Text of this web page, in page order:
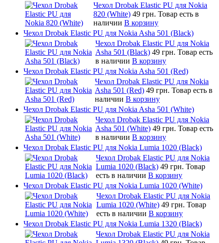
Чехол Drobak Elastic PU для Nokia
820 (White) 49 грн. Товар есть в
наличии В корзину
Чехол Drobak Elastic PU для Nokia Asha 501 (Black)
Чехол Drobak Elastic PU для Nokia
Asha 501 (Black) 49 грн. Товар есть
в наличии В корзину
Чехол Drobak Elastic PU для Nokia Asha 501 (Red)
Чехол Drobak Elastic PU для Nokia
Asha 501 (Red) 49 грн. Товар есть в
наличии В корзину
Чехол Drobak Elastic PU для Nokia Asha 501 (White)
Чехол Drobak Elastic PU для Nokia
Asha 501 (White) 49 грн. Товар есть
в наличии В корзину
Чехол Drobak Elastic PU для Nokia Lumia 1020 (Black)
Чехол Drobak Elastic PU для Nokia
Lumia 1020 (Black) 49 грн. Товар
есть в наличии В корзину
Чехол Drobak Elastic PU для Nokia Lumia 1020 (White)
Чехол Drobak Elastic PU для Nokia
Lumia 1020 (White) 49 грн. Товар
есть в наличии В корзину
Чехол Drobak Elastic PU для Nokia Lumia 1320 (Black)
Чехол Drobak Elastic PU для Nokia